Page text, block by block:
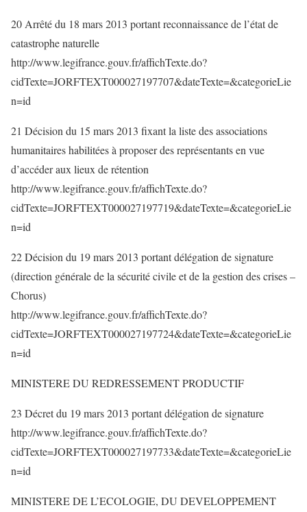
20 Arrêté du 18 mars 2013 portant reconnaissance de l’état de
catastrophe naturelle
http://www.legifrance.gouv.fr/affichTexte.do?
cidTexte=JORFTEXT000027197707&dateTexte=&categorieLie
n=id
21 Décision du 15 mars 2013 fixant la liste des associations
humanitaires habilitées à proposer des représentants en vue
d’accéder aux lieux de rétention
http://www.legifrance.gouv.fr/affichTexte.do?
cidTexte=JORFTEXT000027197719&dateTexte=&categorieLie
n=id
22 Décision du 19 mars 2013 portant délégation de signature
(direction générale de la sécurité civile et de la gestion des crises –
Chorus)
http://www.legifrance.gouv.fr/affichTexte.do?
cidTexte=JORFTEXT000027197724&dateTexte=&categorieLie
n=id
MINISTERE DU REDRESSEMENT PRODUCTIF
23 Décret du 19 mars 2013 portant délégation de signature
http://www.legifrance.gouv.fr/affichTexte.do?
cidTexte=JORFTEXT000027197733&dateTexte=&categorieLie
n=id
MINISTERE DE L’ECOLOGIE, DU DEVELOPPEMENT